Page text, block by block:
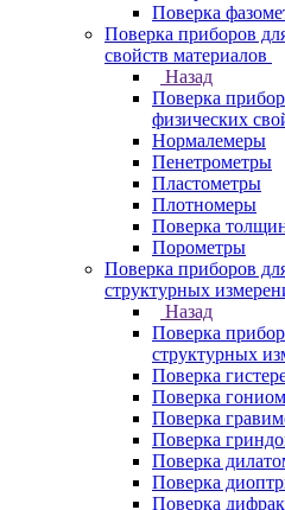
Поверка
Поверка приборов
свойств материалов
Назад
Поверка
физических
Нормалемеры
Пенетрометры
Пластометры
Плотномеры
Поверка
Порометры
Поверка приборов
структурных
Назад
Поверка
структурных
Поверка
Поверка
Поверка
Поверка
Поверка
Поверка
Поверка